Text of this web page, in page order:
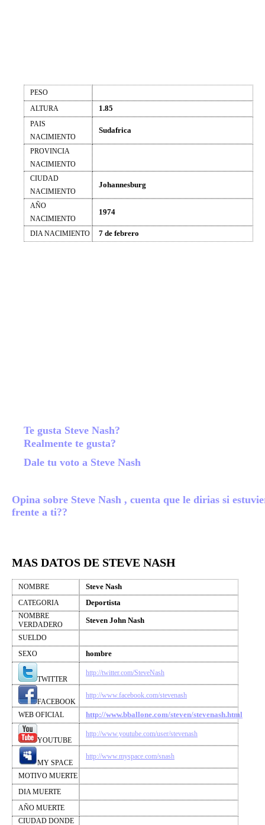
PESO
ALTURA
1.85
PAIS
NACIMIENTO
Sudafrica
PROVINCIA
NACIMIENTO
CIUDAD
NACIMIENTO
Johannesburg
AÑO
NACIMIENTO
1974
DIA NACIMIENTO 7 de febrero
Te gusta Steve Nash?
Realmente te gusta?
Dale tu voto a Steve Nash
Opina sobre Steve Nash , cuenta que le dirias si
frente a ti??
MAS DATOS DE STEVE NASH
NOMBRE Steve Nash
CATEGORIA Deportista
NOMBRE
VERDADERO
Steven John Nash
SUELDO
SEXO
hombre
TWITTER
http://twitter.com/SteveNash
FACEBOOK
http://www.facebook.com/stevenash
WEB OFICIAL http://www.bballone.com/steven/stevenash.html
YOUTUBE
http://www.youtube.com/user/stevenash
MY SPACE
http://www.myspace.com/snash
MOTIVO MUERTE
DIA MUERTE
AÑO MUERTE
CIUDAD DONDE